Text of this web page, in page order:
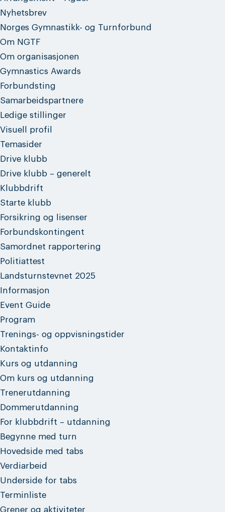
Nyhetsbrev
Norges Gymnastikk- og Turnforbund
Om NGTF
Om organisasjonen
Gymnastics Awards
Forbundsting
Samarbeidspartnere
Ledige stillinger
Visuell profil
Temasider
Drive klubb
Drive klubb – generelt
Klubbdrift
Starte klubb
Forsikring og lisenser
Forbundskontingent
Samordnet rapportering
Politiattest
Landsturnstevnet 2025
Informasjon
Event Guide
Program
Trenings- og oppvisningstider
Kontaktinfo
Kurs og utdanning
Om kurs og utdanning
Trenerutdanning
Dommerutdanning
For klubbdrift – utdanning
Begynne med turn
Hovedside med tabs
Verdiarbeid
Underside for tabs
Terminliste
Grener og aktiviteter